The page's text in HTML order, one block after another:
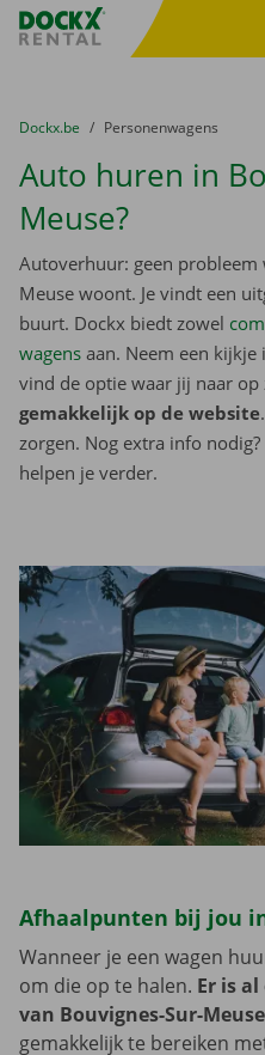
Fratello DEMO
U bevindt zich hier:
van
Dockx.be naar
Personenwagens
Auto huren in
Meuse?
Autoverhuur: geen probleem
Meuse woont. Je vindt een
buurt. Dockx biedt zowel
wagens aan. Neem een kijkje
vind de optie waar jij naar op
gemakkelijk op de website
zorgen. Nog extra info nodig?
helpen je verder.
Afhaalpunten bij jou
Wanneer je een wagen
om die op te halen. Er is
van Bouvignes-Sur-Meuse
gemakkelijk te bereiken